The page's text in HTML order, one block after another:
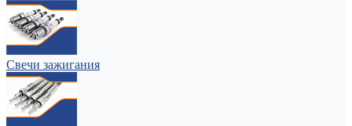
Свечи зажигания